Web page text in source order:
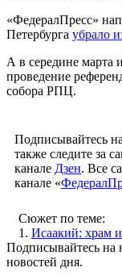
«ФедералПресс»
Петербурга убрало
А в середине марта
проведение
собора РПЦ.
Подписывайтесь
также следите за
канале Дзен. Все
канале «
Сюжет по теме:
1. Исаакий: храм
Подписывайтесь на
новостей дня.